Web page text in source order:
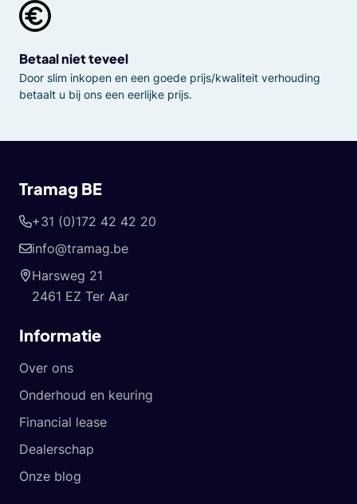
Betaal niet teveel
Door slim inkopen en een goede prijs/kwaliteit verhouding
betaalt u bij ons een eerlijke prijs.
Tramag BE
+31 (0)172 42 42 20
info@tramag.be
Harsweg 21
2461 EZ Ter Aar
Informatie
Over ons
Onderhoud en keuring
Financial lease
Dealerschap
Onze blog